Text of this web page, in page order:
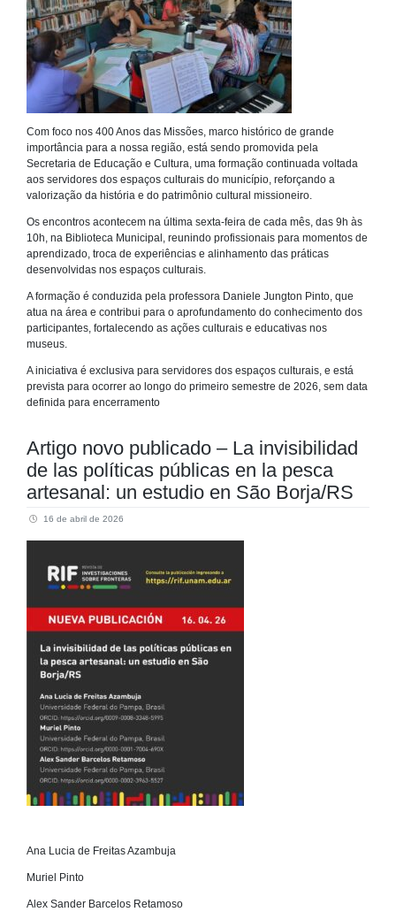
Com foco nos 400 Anos das Missões, marco histórico de grande
importância para a nossa região, está sendo promovida pela
Secretaria de Educação e Cultura, uma formação continuada voltada
aos servidores dos espaços culturais do município, reforçando a
valorização da história e do patrimônio cultural missioneiro.
Os encontros acontecem na última sexta-feira de cada mês, das 9h às
10h, na Biblioteca Municipal, reunindo profissionais para momentos de
aprendizado, troca de experiências e alinhamento das práticas
desenvolvidas nos espaços culturais.
A formação é conduzida pela professora Daniele Jungton Pinto, que
atua na área e contribui para o aprofundamento do conhecimento dos
participantes, fortalecendo as ações culturais e educativas nos
museus.
A iniciativa é exclusiva para servidores dos espaços culturais, e está
prevista para ocorrer ao longo do primeiro semestre de 2026, sem data
definida para encerramento
Artigo novo publicado – La invisibilidad
de las políticas públicas en la pesca
artesanal: un estudio en São Borja/RS
16 de abril de 2026
Ana Lucia de Freitas Azambuja
Muriel Pinto
Alex Sander Barcelos Retamoso